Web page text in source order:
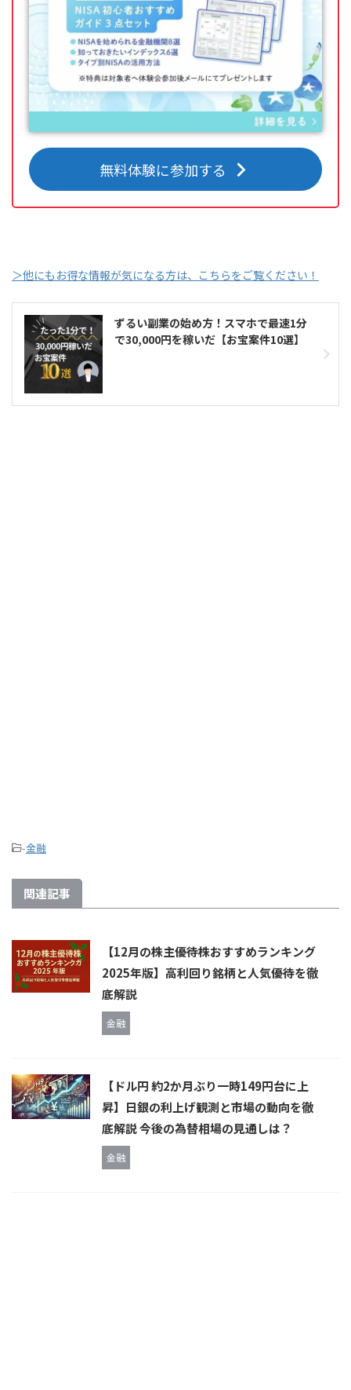
無料体験に参加する
＞他にもお得な情報が気になる方は、こちらをご覧ください！
ずるい副業の始め方！スマホで最速1分
で30,000円を稼いだ【お宝案件10選】
-金融
関連記事
【12月の株主優待株おすすめランキング
2025年版】高利回り銘柄と人気優待を徹
底解説
金融
【ドル円 約2か月ぶり一時149円台に上
昇】日銀の利上げ観測と市場の動向を徹
底解説 今後の為替相場の見通しは？
金融